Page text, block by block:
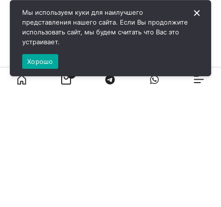
Мы используем куки для наилучшего
представления нашего сайта. Если Вы продолжите
использовать сайт, мы будем считать что Вас это
устраивает.
Хорошо